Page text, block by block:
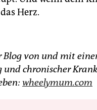
Herz.
Blog von und mit
und chronischer
wheelymum.com